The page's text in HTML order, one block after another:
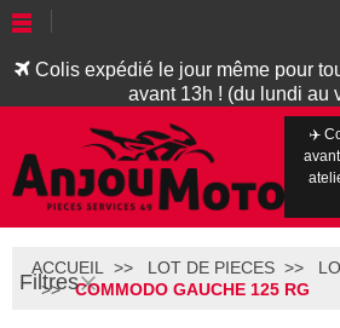
Colis expédié le jour même pour
avant 13h ! (du lundi au
✈️
Filtres
ACCUEIL LOT DE PIECES
COMMODO GAUCHE 125 RG